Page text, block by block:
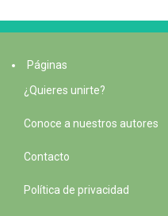
Páginas
¿Quieres unirte?
Conoce a nuestros autores
Contacto
Política de privacidad